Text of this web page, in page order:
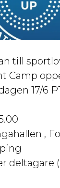
till
Camp
17/6
,
deltagare